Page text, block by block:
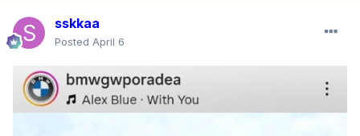
sskkaa
Posted April 6